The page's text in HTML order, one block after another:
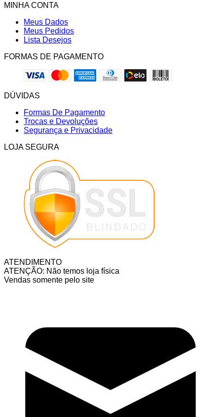
MINHA CONTA
Meus Dados
Meus Pedidos
Lista Desejos
FORMAS DE PAGAMENTO
DÚVIDAS
Formas De Pagamento
Trocas e Devoluções
Segurança e Privacidade
LOJA SEGURA
ATENDIMENTO
ATENÇÃO: Não temos loja física
Vendas somente pelo site